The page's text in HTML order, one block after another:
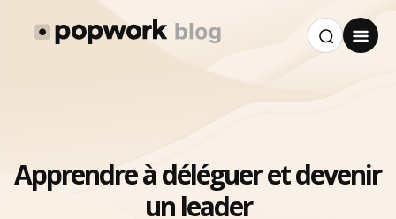
Apprendre à déléguer et devenir
un leader